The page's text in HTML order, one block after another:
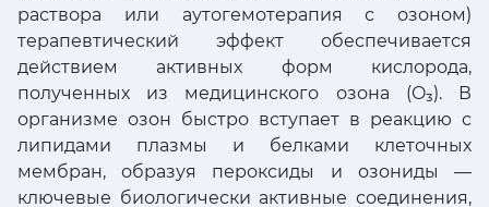
раствора или аутогемотерапия с озоном)
терапевтический эффект обеспечивается
действием активных форм кислорода,
полученных из медицинского озона (O₃). В
организме озон быстро вступает в реакцию с
липидами плазмы и белками клеточных
мембран, образуя пероксиды и озониды —
ключевые биологически активные соединения,